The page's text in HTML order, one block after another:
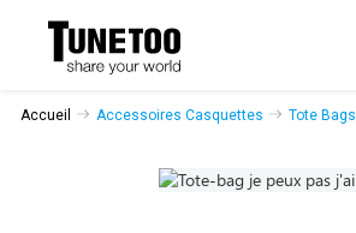
Accueil Accessoires Casquettes Tote Bags